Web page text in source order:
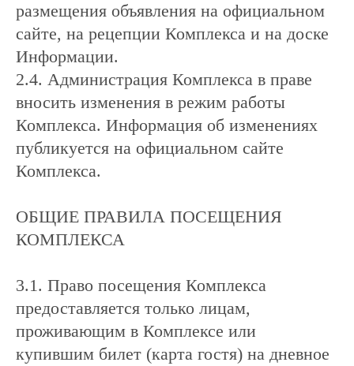
размещения объявления на официальном
сайте, на рецепции Комплекса и на доске
Информации.
2.4. Администрация Комплекса в праве
вносить изменения в режим работы
Комплекса. Информация об изменениях
публикуется на официальном сайте
Комплекса.
ОБЩИЕ ПРАВИЛА ПОСЕЩЕНИЯ
КОМПЛЕКСА
3.1. Право посещения Комплекса
предоставляется только лицам,
проживающим в Комплексе или
купившим билет (карта гостя) на дневное